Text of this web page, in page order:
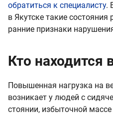
обратиться к специалисту.
в Якутске такие
ранние признаки
Кто находится
Повышенная нагрузка на
возникает у людей с
стоянии, избыточной